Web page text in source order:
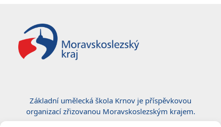
Základní umělecká škola Krnov je příspěvkovou
organizací zřizovanou Moravskoslezským krajem.